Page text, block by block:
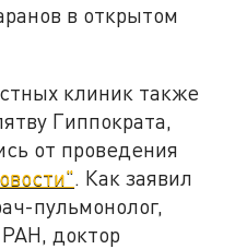
в открытом
клиник также
Гиппократа,
от проведения
. Как заявил
пульмонолог,
доктор